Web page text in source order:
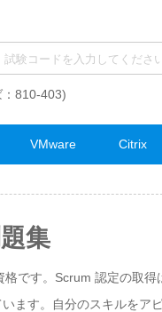
：810-403)
VMware Citrix
集
です。Scrum 認定の取
ます。自分のスキルをア